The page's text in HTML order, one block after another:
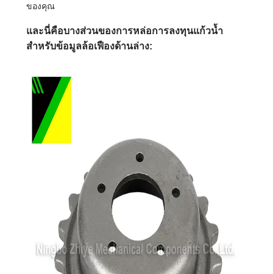
ของคุณ
และนี่คือบางส่วนของการหล่อการลงทุนแก้วน้ำ
สำหรับข้อมูลล้อเฟืองด้านล่าง: